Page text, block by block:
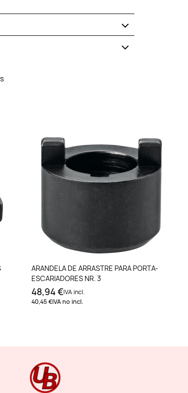
Añadir al carrito
ARANDELA DE ARRASTRE PARA PORTA-
ESCARIADORES NR. 3
48,94 €IVA incl.
40,45 €IVA no incl.